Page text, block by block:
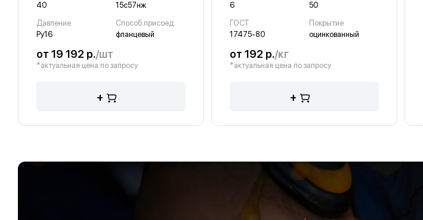
40
15с57нж
Давление
Ру16
Способ присоед.
фланцевый
от 19 192 р./шт
*актуальная цена по запросу
+
6
50
ГОСТ
17475-80
Покрытие
оцинкованный
от 192 р./кг
*актуальная цена по запросу
+